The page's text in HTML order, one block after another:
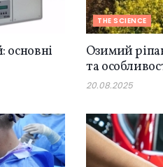
основні
THE SCIENCE
Озимий
та
20.08.2025